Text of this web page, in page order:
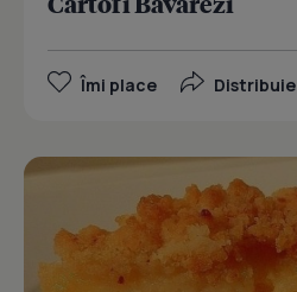
Îmi place Distribuie